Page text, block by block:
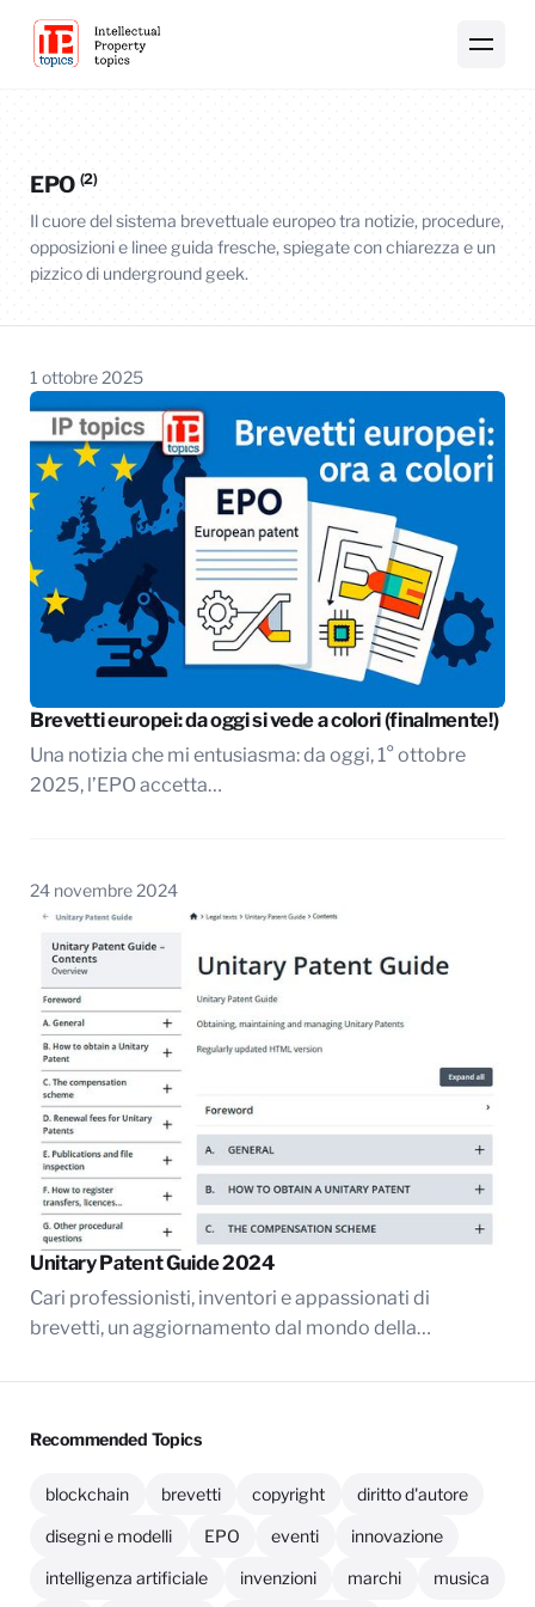
EPO (2)
Il cuore del sistema brevettuale europeo tra notizie, procedure,
opposizioni e linee guida fresche, spiegate con chiarezza e un
pizzico di underground geek.
1 ottobre 2025
Brevetti europei: da oggi si vede a colori (finalmente!)
Una notizia che mi entusiasma: da oggi, 1° ottobre
2025, l’EPO accetta…
24 novembre 2024
Unitary Patent Guide 2024
Cari professionisti, inventori e appassionati di
brevetti, un aggiornamento dal mondo della…
Recommended Topics
blockchain brevetti copyright diritto d'autore
disegni e modelli EPO eventi innovazione
intelligenza artificiale invenzioni marchi musica